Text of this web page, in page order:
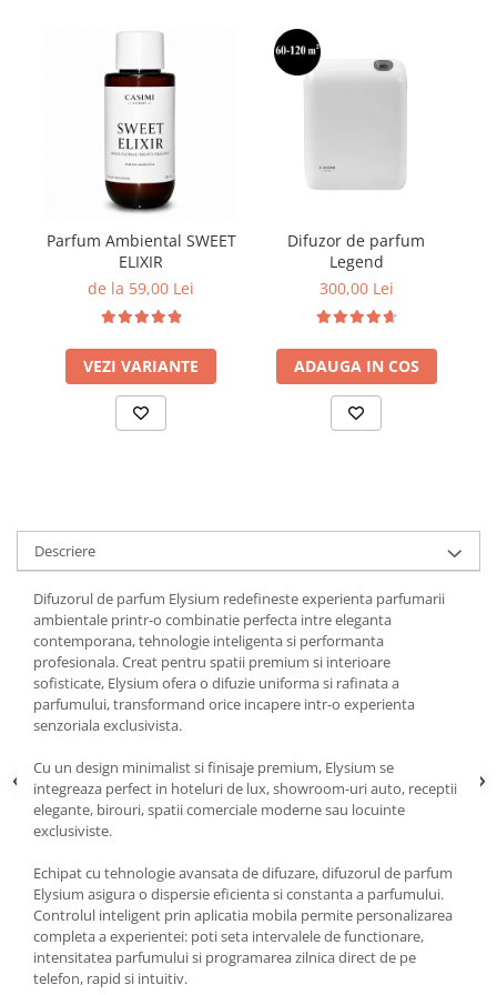
Parfum Ambiental SWEET
ELIXIR
de la 59,00 Lei
VEZI VARIANTE
Difuzor de parfum
Legend
300,00 Lei
ADAUGA IN COS
Descriere
Difuzorul de parfum Elysium redefineste experienta parfumarii
ambientale printr-o combinatie perfecta intre eleganta
contemporana, tehnologie inteligenta si performanta
profesionala. Creat pentru spatii premium si interioare
sofisticate, Elysium ofera o difuzie uniforma si rafinata a
parfumului, transformand orice incapere intr-o experienta
senzoriala exclusivista.
Cu un design minimalist si finisaje premium, Elysium se
integreaza perfect in hoteluri de lux, showroom-uri auto, receptii
elegante, birouri, spatii comerciale moderne sau locuinte
exclusiviste.
Echipat cu tehnologie avansata de difuzare, difuzorul de parfum
Elysium asigura o dispersie eficienta si constanta a parfumului.
Controlul inteligent prin aplicatia mobila permite personalizarea
completa a experientei: poti seta intervalele de functionare,
intensitatea parfumului si programarea zilnica direct de pe
telefon, rapid si intuitiv.